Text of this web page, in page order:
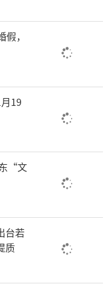
碧海相伴，红瓦
座城市的音符和
点，久违的沸
待新青年音乐季
之岛”的音浪狂
，
19
“文
台若
质